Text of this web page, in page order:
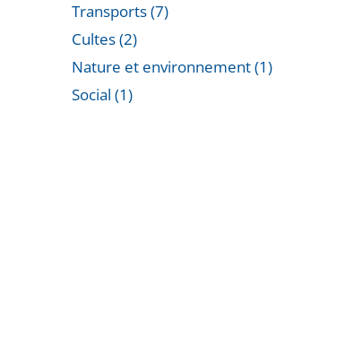
Transports (7)
Cultes (2)
Nature et environnement (1)
Social (1)